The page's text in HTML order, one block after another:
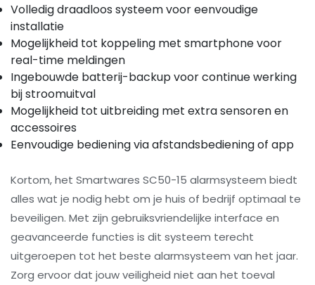
Volledig draadloos systeem voor eenvoudige
installatie
Mogelijkheid tot koppeling met smartphone voor
real-time meldingen
Ingebouwde batterij-backup voor continue werking
bij stroomuitval
Mogelijkheid tot uitbreiding met extra sensoren en
accessoires
Eenvoudige bediening via afstandsbediening of app
Kortom, het Smartwares SC50-15 alarmsysteem biedt
alles wat je nodig hebt om je huis of bedrijf optimaal te
beveiligen. Met zijn gebruiksvriendelijke interface en
geavanceerde functies is dit systeem terecht
uitgeroepen tot het beste alarmsysteem van het jaar.
Zorg ervoor dat jouw veiligheid niet aan het toeval